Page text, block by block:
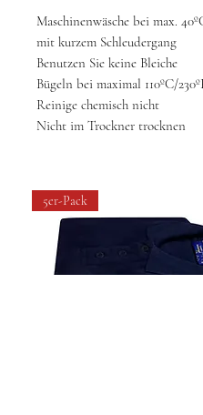
Maschinenwäsche bei max.
mit kurzem Schleudergang
Benutzen Sie keine Bleiche
Bügeln bei maximal 110ºC/
Reinige chemisch nicht
Nicht im Trockner trocknen
5er-Pack